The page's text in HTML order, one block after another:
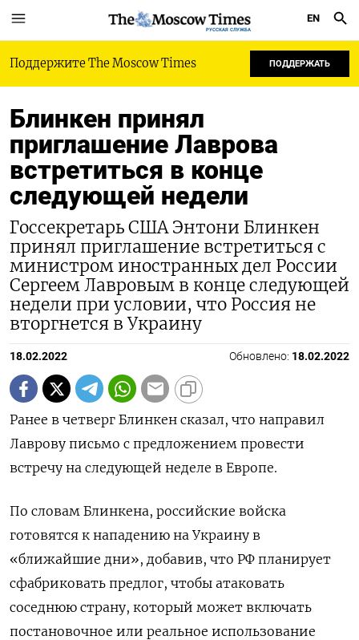
РУССКАЯ СЛУЖБА
EN
Поддержите The Moscow Times ПОДДЕРЖАТЬ
Блинкен принял
приглашение Лаврова
встретиться в конце
следующей недели
Госсекретарь США Энтони Блинкен
принял приглашение встретиться с
министром иностранных дел России
Сергеем Лавровым в конце следующей
недели при условии, что Россия не
вторгнется в Украину
18.02.2022 Обновлено: 18.02.2022
Ранее в четверг Блинкен сказал, что направил
Лаврову письмо с предложением провести
встречу на следующей неделе в Европе.
По словам Блинкена, российские войска
готовятся к нападению на Украину в
«ближайшие дни», добавив, что РФ планирует
сфабриковать предлог, чтобы атаковать
соседнюю страну, который может включать
постановочное или реальное использование